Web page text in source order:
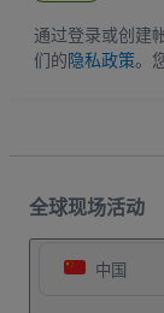
通过登录或创建
们的隐私政策。
全球现场活动
中国